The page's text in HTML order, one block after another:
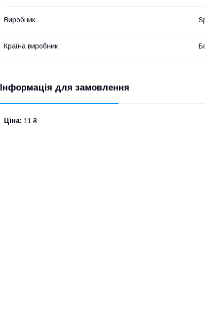
Виробник
Країна виробник
Інформація для замовлення
Ціна: 11 ₴